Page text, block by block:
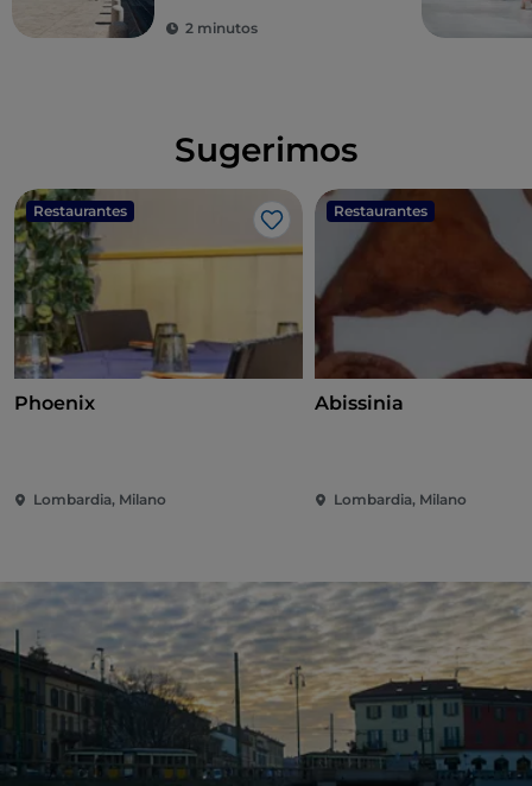
Renacimiento
2 minutos
Sugerimos
Restaurantes
Me gusta
Phoenix
Lombardia, Milano
Restaurantes
Abissinia
Lombardia, Milano